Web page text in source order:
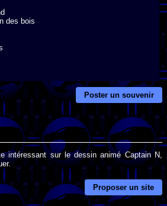
des bois
Poster un souvenir
intéressant sur le dessin animé Captain N,
Proposer un site